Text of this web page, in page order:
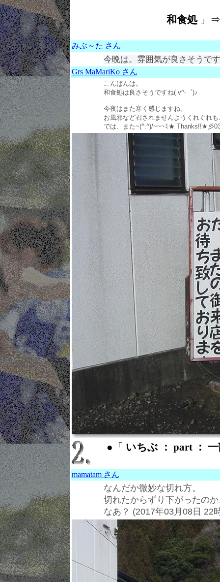
和食処 」⇒
みぶ～た さん
今晩は。雰囲気が良さそうで
Grs MaMariKo さん
こんばんは。
和食処は良さそうですね( v^-゜)♪
今夜はまた寒く感じますね。
お風邪など召されませんようくれぐれ
では、また~(^.^)/~~~ﾐ★ Thanks!!★彡
●「 いちぶ ： part ： 一
mamatam さん
なんだか微妙な切れ方。
切れたからずり下がったの
なあ？ (2017年03月08日 22